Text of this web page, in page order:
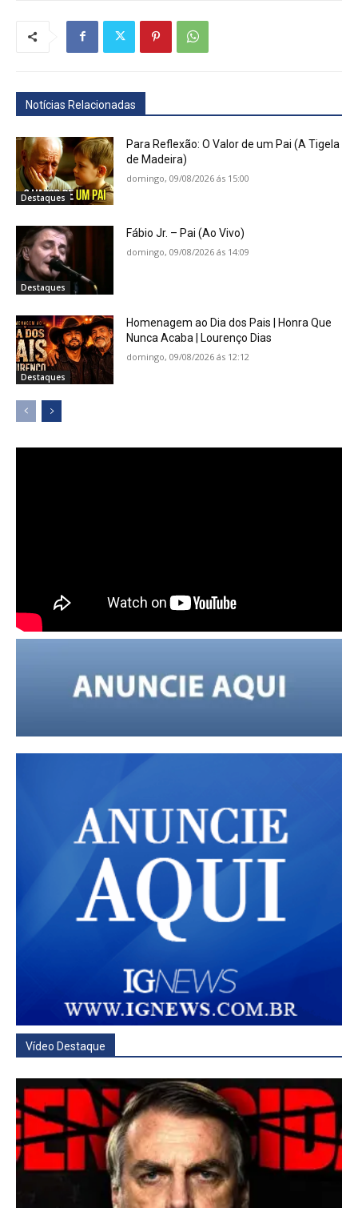
Notícias Relacionadas
Destaques
Para Reflexão: O Valor de um Pai (A Tigela
de Madeira)
domingo, 09/08/2026 ás 15:00
Destaques
Fábio Jr. – Pai (Ao Vivo)
domingo, 09/08/2026 ás 14:09
Destaques
Homenagem ao Dia dos Pais | Honra Que
Nunca Acaba | Lourenço Dias
domingo, 09/08/2026 ás 12:12
Vídeo Destaque